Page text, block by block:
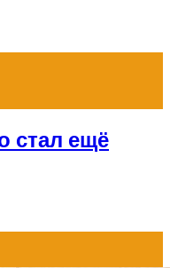
стал ещё